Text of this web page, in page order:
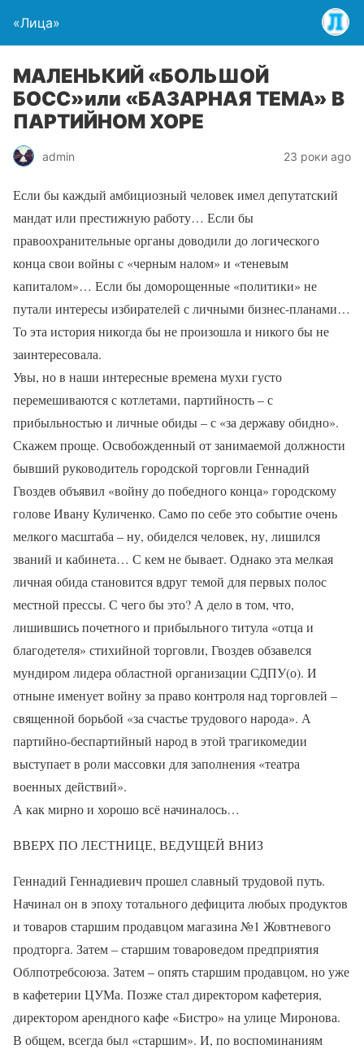
«Лица»
МАЛЕНЬКИЙ «БОЛЬШОЙ
БОСС»или «БАЗАРНАЯ ТЕМА» В
ПАРТИЙНОМ ХОРЕ
admin 23 роки ago
Если бы каждый амбициозный человек имел депутатский
мандат или престижную работу… Если бы
правоохранительные органы доводили до логического
конца свои войны с «черным налом» и «теневым
капиталом»… Если бы доморощенные «политики» не
путали интересы избирателей с личными бизнес-планами…
То эта история никогда бы не произошла и никого бы не
заинтересовала.
Увы, но в наши интересные времена мухи густо
перемешиваются с котлетами, партийность – с
прибыльностью и личные обиды – с «за державу обидно».
Скажем проще. Освобожденный от занимаемой должности
бывший руководитель городской торговли Геннадий
Гвоздев объявил «войну до победного конца» городскому
голове Ивану Куличенко. Само по себе это событие очень
мелкого масштаба – ну, обиделся человек, ну, лишился
званий и кабинета… С кем не бывает. Однако эта мелкая
личная обида становится вдруг темой для первых полос
местной прессы. С чего бы это? А дело в том, что,
лишившись почетного и прибыльного титула «отца и
благодетеля» стихийной торговли, Гвоздев обзавелся
мундиром лидера областной организации СДПУ(о). И
отныне именует войну за право контроля над торговлей –
священной борьбой «за счастье трудового народа». А
партийно-беспартийный народ в этой трагикомедии
выступает в роли массовки для заполнения «театра
военных действий».
А как мирно и хорошо всё начиналось…
ВВЕРХ ПО ЛЕСТНИЦЕ, ВЕДУЩЕЙ ВНИЗ
Геннадий Геннадиевич прошел славный трудовой путь.
Начинал он в эпоху тотального дефицита любых продуктов
и товаров старшим продавцом магазина №1 Жовтневого
продторга. Затем – старшим товароведом предприятия
Облпотребсоюза. Затем – опять старшим продавцом, но уже
в кафетерии ЦУМа. Позже стал директором кафетерия,
директором арендного кафе «Бистро» на улице Миронова.
В общем, всегда был «старшим». И, по воспоминаниям